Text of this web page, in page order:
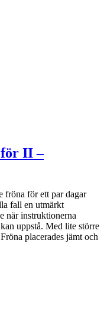
II –
fröna för ett par dagar
fall en utmärkt
när instruktionerna
uppstå. Med lite större
placerades jämt och